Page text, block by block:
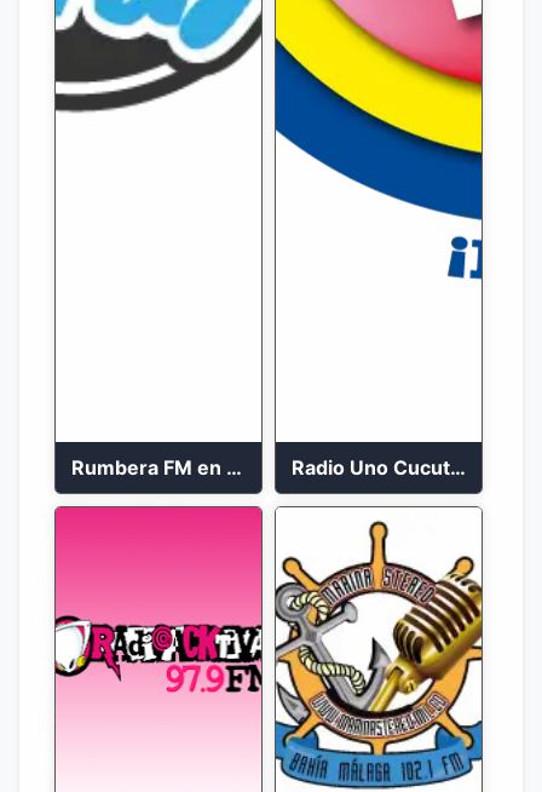
Rumbera FM en vivo 24/7 Radio Uno Cucuta 91.7 FM